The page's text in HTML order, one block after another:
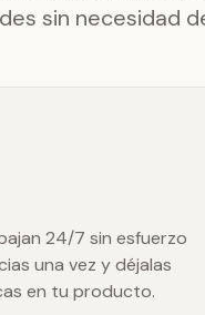
sin necesidad
24/7 sin esfuerzo
una vez y déjalas
en tu producto.